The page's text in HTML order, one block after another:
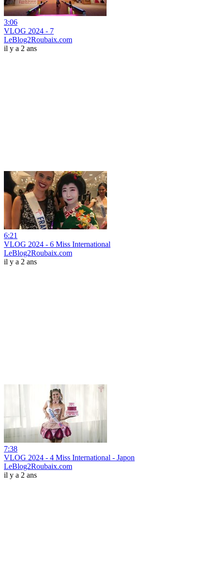
3:06
VLOG 2024 - 7
LeBlog2Roubaix.com
il y a 2 ans
6:21
VLOG 2024 - 6 Miss International
LeBlog2Roubaix.com
il y a 2 ans
7:38
VLOG 2024 - 4 Miss International - Japon
LeBlog2Roubaix.com
il y a 2 ans